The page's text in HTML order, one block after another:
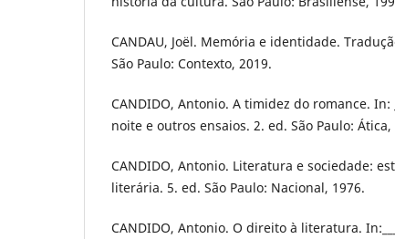
CANDAU, Joël. Memória e identidade.
São Paulo: Contexto, 2019.
CANDIDO, Antonio. A timidez do romance. In:
noite e outros ensaios. 2. ed. São Paulo:
CANDIDO, Antonio. Literatura e sociedade:
literária. 5. ed. São Paulo: Nacional, 1976.
CANDIDO, Antonio. O direito à literatura.